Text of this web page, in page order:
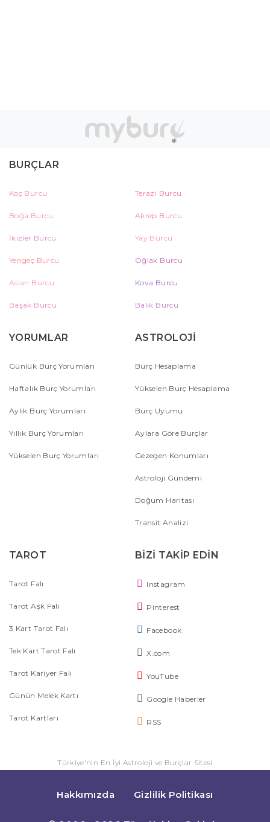
BURÇLAR
Koç Burcu Terazi Burcu
Boğa Burcu Akrep Burcu
İkizler Burcu Yay Burcu
Yengeç Burcu Oğlak Burcu
Aslan Burcu Kova Burcu
Başak Burcu Balık Burcu
YORUMLAR
Günlük Burç Yorumları
Haftalık Burç Yorumları
Aylık Burç Yorumları
Yıllık Burç Yorumları
Yükselen Burç Yorumları
ASTROLOJİ
Burç Hesaplama
Yükselen Burç Hesaplama
Burç Uyumu
Aylara Göre Burçlar
Gezegen Konumları
Astroloji Gündemi
Doğum Haritası
Transit Analizi
TAROT
Tarot Falı
Tarot Aşk Falı
3 Kart Tarot Falı
Tek Kart Tarot Falı
Tarot Kariyer Falı
Günün Melek Kartı
Tarot Kartları
BİZİ TAKİP EDİN
Instagram
Pinterest
Facebook
X.com
YouTube
Google Haberler
RSS
Türkiye'nin En İyi Astroloji ve Burçlar Sitesi
Hakkımızda Gizlilik Politikası